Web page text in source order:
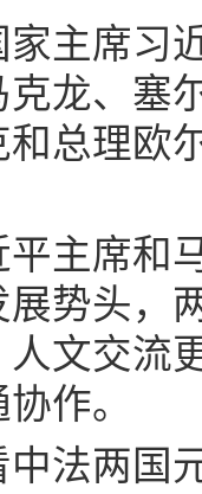
家主席习
龙、塞
总理欧
主席和
势头，
文交流
作。
中法两国